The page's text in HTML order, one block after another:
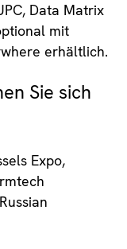
Data Matrix
mit
erhältlich.
Sie sich
Expo,